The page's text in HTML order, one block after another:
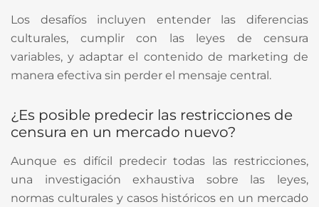
Los desafíos incluyen entender las diferencias
culturales, cumplir con las leyes de censura
variables, y adaptar el contenido de marketing de
manera efectiva sin perder el mensaje central.
¿Es posible predecir las restricciones de
censura en un mercado nuevo?
Aunque es difícil predecir todas las restricciones,
una investigación exhaustiva sobre las leyes,
normas culturales y casos históricos en un mercado